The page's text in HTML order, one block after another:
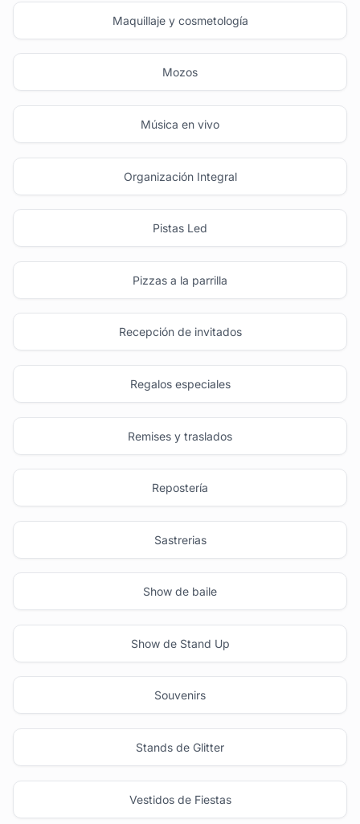
Maquillaje y cosmetología
Mozos
Música en vivo
Organización Integral
Pistas Led
Pizzas a la parrilla
Recepción de invitados
Regalos especiales
Remises y traslados
Repostería
Sastrerias
Show de baile
Show de Stand Up
Souvenirs
Stands de Glitter
Vestidos de Fiestas